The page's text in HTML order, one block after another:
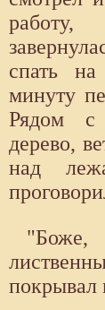
работу,
спать
минуту
Рядом с
дерево,
над
покрывал